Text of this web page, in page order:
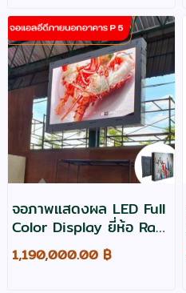
จอภาพแสดงผล LED Full
Color Display ยี่ห้อ Razr
รุ่น ESV5 outdoor ขนาด
3.84x2.88 เมตร
1,190,000.00 ฿